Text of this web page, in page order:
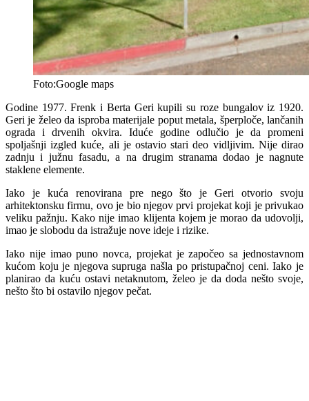
Foto:Google maps
Godine 1977. Frenk i Berta Geri kupili su roze bungalov iz 1920.
Geri je želeo da isproba materijale poput metala, šperploče, lančanih
ograda i drvenih okvira. Iduće godine odlučio je da promeni
spoljašnji izgled kuće, ali je ostavio stari deo vidljivim. Nije dirao
zadnju i južnu fasadu, a na drugim stranama dodao je nagnute
staklene elemente.
Iako je kuća renovirana pre nego što je Geri otvorio svoju
arhitektonsku firmu, ovo je bio njegov prvi projekat koji je privukao
veliku pažnju. Kako nije imao klijenta kojem je morao da udovolji,
imao je slobodu da istražuje nove ideje i rizike.
Iako nije imao puno novca, projekat je započeo sa jednostavnom
kućom koju je njegova supruga našla po pristupačnoj ceni. Iako je
planirao da kuću ostavi netaknutom, želeo je da doda nešto svoje,
nešto što bi ostavilo njegov pečat.